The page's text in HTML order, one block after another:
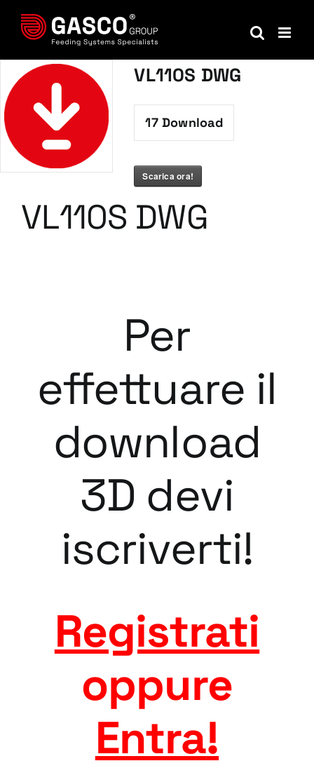
contenuto
VL110S DWG
17Download
Scarica ora!
VL110S DWG
Per
effettuare il
download
3D devi
iscriverti!
Registrati
oppure
Entra!